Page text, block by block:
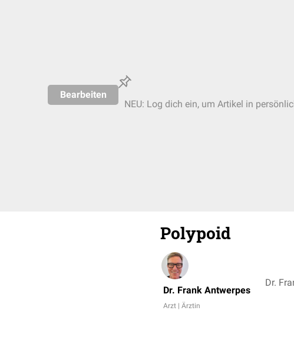
Bearbeiten
NEU: Log dich ein, um Artikel in
Polypoid
Dr. Frank Antwerpes
Arzt | Ärztin
Dr.